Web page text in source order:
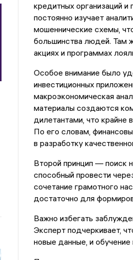
кредитных организаций
постоянно изучает
мошеннические схемы,
большинства людей. Там
акциях и программах
Особое внимание было
инвестиционных
макроэкономическая
материалы создаются
дилетантами, что крайне
По его словам,
в разработку
Второй принцип — поиск
способный провести
сочетание грамотного
достаточно для
Важно избегать
Эксперт подчеркивает,
новые данные, и